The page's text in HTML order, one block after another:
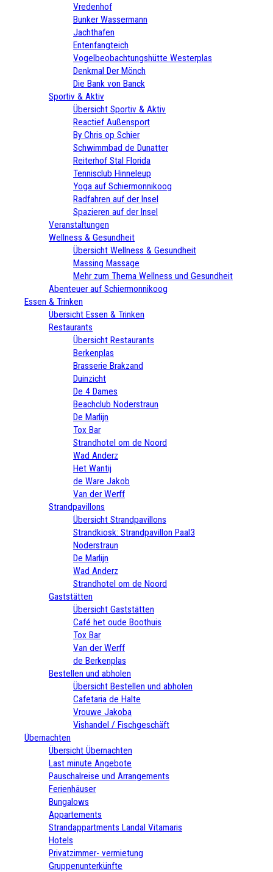
Vredenhof
Bunker Wassermann
Jachthafen
Entenfangteich
Vogelbeobachtungshütte Westerplas
Denkmal Der Mönch
Die Bank von Banck
Sportiv & Aktiv
Übersicht Sportiv & Aktiv
Reactief Außensport
By Chris op Schier
Schwimmbad de Dunatter
Reiterhof Stal Florida
Tennisclub Hinneleup
Yoga auf Schiermonnikoog
Radfahren auf der Insel
Spazieren auf der Insel
Veranstaltungen
Wellness & Gesundheit
Übersicht Wellness & Gesundheit
Massing Massage
Mehr zum Thema Wellness und Gesundheit
Abenteuer auf Schiermonnikoog
Essen & Trinken
Übersicht Essen & Trinken
Restaurants
Übersicht Restaurants
Berkenplas
Brasserie Brakzand
Duinzicht
De 4 Dames
Beachclub Noderstraun
De Marlijn
Tox Bar
Strandhotel om de Noord
Wad Anderz
Het Wantij
de Ware Jakob
Van der Werff
Strandpavillons
Übersicht Strandpavillons
Strandkiosk: Strandpavillon Paal3
Noderstraun
De Marlijn
Wad Anderz
Strandhotel om de Noord
Gaststätten
Übersicht Gaststätten
Café het oude Boothuis
Tox Bar
Van der Werff
de Berkenplas
Bestellen und abholen
Übersicht Bestellen und abholen
Cafetaria de Halte
Vrouwe Jakoba
Vishandel / Fischgeschäft
Übernachten
Übersicht Übernachten
Last minute Angebote
Pauschalreise und Arrangements
Ferienhäuser
Bungalows
Appartements
Strandappartments Landal Vitamaris
Hotels
Privatzimmer- vermietung
Gruppenunterkünfte